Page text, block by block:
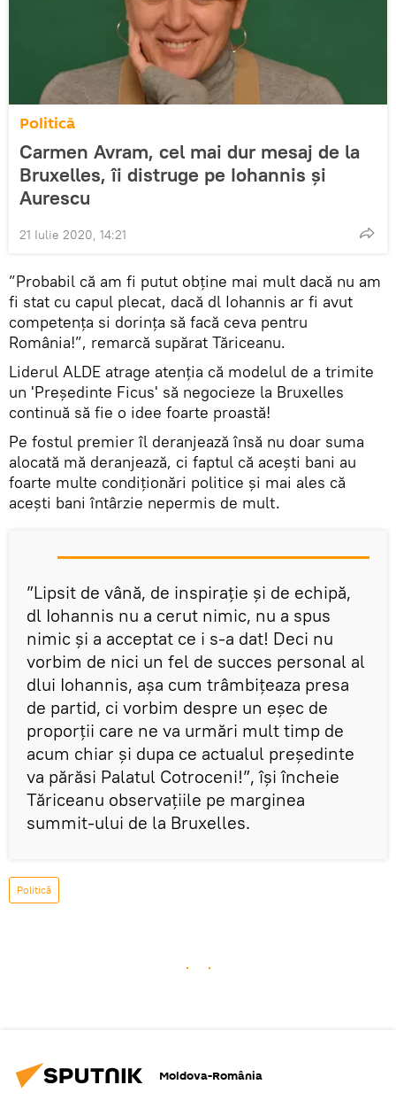
Politică
Carmen Avram, cel mai dur mesaj de la
Bruxelles, îi distruge pe Iohannis și
Aurescu
21 Iulie 2020, 14:21
”Probabil că am fi putut obţine mai mult dacă nu am
fi stat cu capul plecat, dacă dl Iohannis ar fi avut
competenţa si dorinţa să facă ceva pentru
România!”, remarcă supărat Tăriceanu.
Liderul ALDE atrage atenția că modelul de a trimite
un 'Preşedinte Ficus' să negocieze la Bruxelles
continuă să fie o idee foarte proastă!
Pe fostul premier îl deranjează însă nu doar suma
alocată mă deranjează, ci faptul că aceşti bani au
foarte multe condiţionări politice şi mai ales că
aceşti bani întârzie nepermis de mult.
”Lipsit de vână, de inspiraţie şi de echipă,
dl Iohannis nu a cerut nimic, nu a spus
nimic şi a acceptat ce i s-a dat! Deci nu
vorbim de nici un fel de succes personal al
dlui Iohannis, aşa cum trâmbiţeaza presa
de partid, ci vorbim despre un eşec de
proporţii care ne va urmări mult timp de
acum chiar şi dupa ce actualul preşedinte
va părăsi Palatul Cotroceni!”, își încheie
Tăriceanu observațiile pe marginea
summit-ului de la Bruxelles.
Politică
Moldova-România